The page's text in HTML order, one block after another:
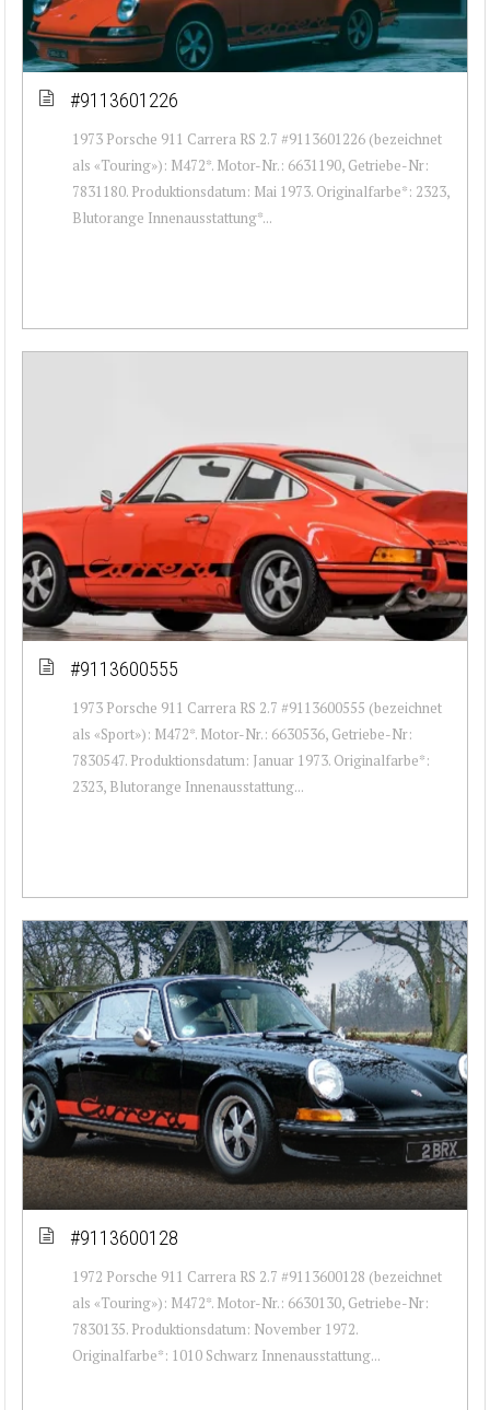
#9113601226
1973 Porsche 911 Carrera RS 2.7 #9113601226 (bezeichnet
als «Touring»): M472*. Motor-Nr.: 6631190, Getriebe-Nr:
7831180. Produktionsdatum: Mai 1973. Originalfarbe*: 2323,
Blutorange Innenausstattung*...
#9113600555
1973 Porsche 911 Carrera RS 2.7 #9113600555 (bezeichnet
als «Sport»): M472*. Motor-Nr.: 6630536, Getriebe-Nr:
7830547. Produktionsdatum: Januar 1973. Originalfarbe*:
2323, Blutorange Innenausstattung...
#9113600128
1972 Porsche 911 Carrera RS 2.7 #9113600128 (bezeichnet
als «Touring»): M472*. Motor-Nr.: 6630130, Getriebe-Nr:
7830135. Produktionsdatum: November 1972.
Originalfarbe*: 1010 Schwarz Innenausstattung...